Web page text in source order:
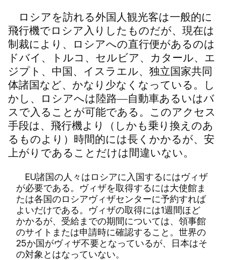
ロシアを訪れる外国人観光客は一般的に
飛行機でロシア入りしたものだが、現在は
制裁により、ロシアへの直行便があるのは
ドバイ、トルコ、セルビア、カタール、エ
ジプト、中国、イスラエル、独立国家共同
体諸国など、かなり少なくなっている。し
かし、ロシアへは陸路―自動車あるいはバ
スで入ることが可能である。このアクセス
手段は、飛行機より（しかも乗り換えのあ
るものより）時間的には長くかかるが、安
上がりであることだけは間違いない。
EU諸国の人々はロシアに入国するにはヴィザ
が必要である。ヴィザを取得するには大使館ま
たは各国のロシアヴィザセンターに予約すれば
よいだけである。ヴィザの取得には1週間ほど
かかるが、受給までの期間については、領事館
のサイトまたは申請時に確認すること。世界の
25か国がヴィザ不要となっているが、日本はそ
の対象とはなっていない。